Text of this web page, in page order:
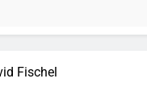
Fischel